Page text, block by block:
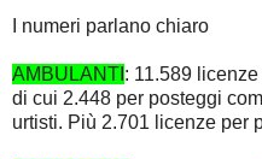
I numeri parlano chiaro
AMBULANTI : 11.589
di cui 2.448 per posteggi
urtisti. Più 2.701 licenze per